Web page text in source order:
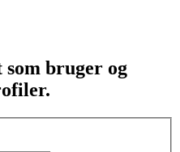
bruger og